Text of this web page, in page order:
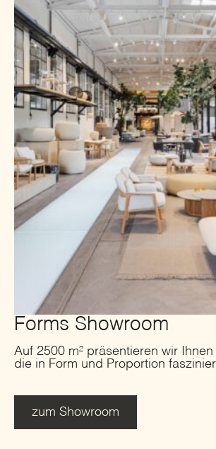
Forms Showroom
Auf 2500 m² präsentieren wir
die in Form und Proportion
zum Showroom